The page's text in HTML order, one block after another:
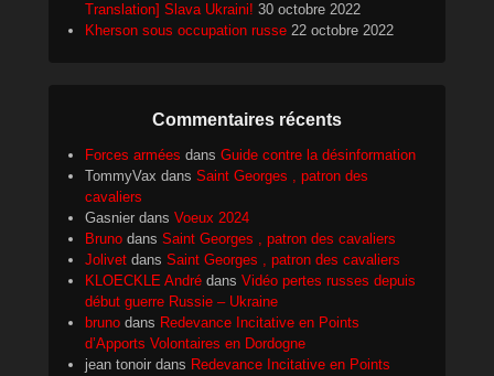
Translation] Slava Ukraini! 30 octobre 2022
Kherson sous occupation russe 22 octobre 2022
Commentaires récents
Forces armées dans Guide contre la désinformation
TommyVax dans Saint Georges , patron des
cavaliers
Gasnier dans Voeux 2024
Bruno dans Saint Georges , patron des cavaliers
Jolivet dans Saint Georges , patron des cavaliers
KLOECKLE André dans Vidéo pertes russes depuis
début guerre Russie – Ukraine
bruno dans Redevance Incitative en Points
d’Apports Volontaires en Dordogne
jean tonoir dans Redevance Incitative en Points